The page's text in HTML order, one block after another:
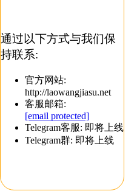
通过以下方式与我们保
持联系:
官方网站:
http://laowangjiasu.net
客服邮箱:
[email protected]
Telegram客服: 即将上线
Telegram群: 即将上线